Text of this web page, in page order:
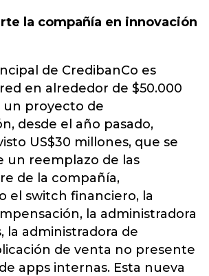
la compañía en innovación
de CredibanCo es
en alrededor de $50.000
un proyecto de
desde el año pasado,
US$30 millones, que se
un reemplazo de las
de la compañía,
el switch financiero, la
la administradora
la administradora de
de venta no presente
apps internas. Esta nueva